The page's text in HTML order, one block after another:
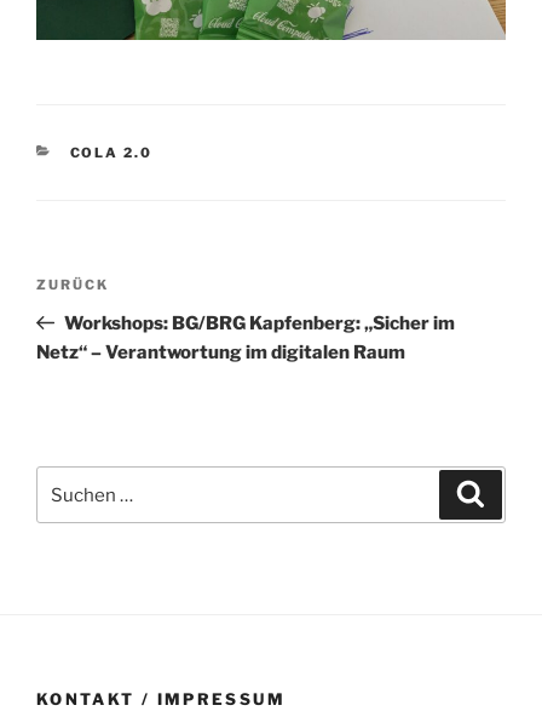
KATEGORIEN
COLA 2.0
Beitragsnavigation
Vorheriger
Beitrag
ZURÜCK
Workshops: BG/BRG Kapfenberg: „Sicher im
Netz“ – Verantwortung im digitalen Raum
nach:
KONTAKT / IMPRESSUM